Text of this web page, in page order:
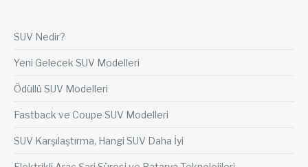
SUV Nedir?
Yeni Gelecek SUV Modelleri
Ödüllü SUV Modelleri
Fastback ve Coupe SUV Modelleri
SUV Karşılaştırma, Hangi SUV Daha İyi